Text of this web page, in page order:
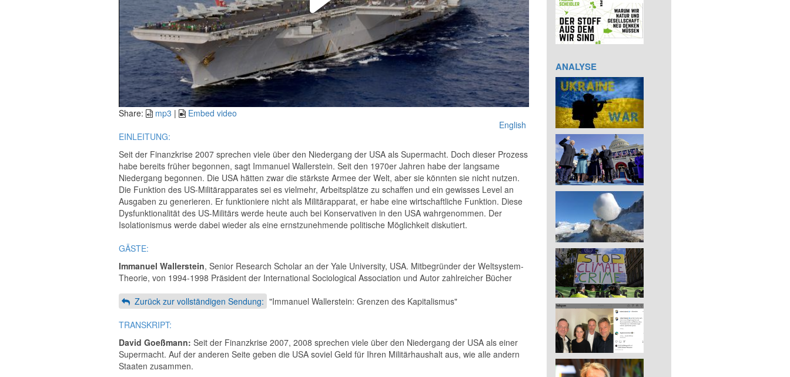
Play
Video
Share: mp3 |
Embed video
English
EINLEITUNG:
Seit der Finanzkrise 2007 sprechen viele über den Niedergang der USA als Supermacht. Doch dieser Prozess
habe bereits früher begonnen, sagt Immanuel Wallerstein. Seit den 1970er Jahren habe der langsame
Niedergang begonnen. Die USA hätten zwar die stärkste Armee der Welt, aber sie könnten sie nicht nutzen.
Die Funktion des US-Militärapparates sei es vielmehr, Arbeitsplätze zu schaffen und ein gewisses Level an
Ausgaben zu generieren. Er funktioniere nicht als Militärapparat, er habe eine wirtschaftliche Funktion. Diese
Dysfunktionalität des US-Militärs werde heute auch bei Konservativen in den USA wahrgenommen. Der
Isolationismus werde dabei wieder als eine ernstzunehmende politische Möglichkeit diskutiert.
GÄSTE:
Immanuel Wallerstein, Senior Research Scholar an der Yale University, USA. Mitbegründer der Weltsystem-
Theorie, von 1994-1998 Präsident der International Sociological Association und Autor zahlreicher Bücher
Zurück zur vollständigen Sendung: "Immanuel Wallerstein: Grenzen des Kapitalismus"
TRANSKRIPT:
David Goeßmann: Seit der Finanzkrise 2007, 2008 sprechen viele über den Niedergang der USA als einer
Supermacht. Auf der anderen Seite geben die USA soviel Geld für Ihren Militärhaushalt aus, wie alle andern
Staaten zusammen.
ANALYSE